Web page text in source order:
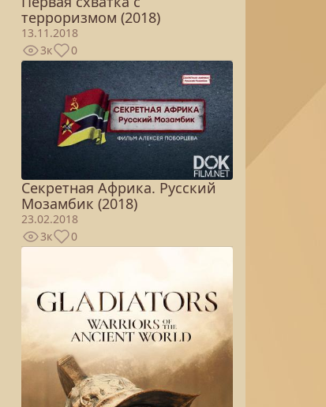
терроризмом (2018)
13.11.2018
3к
0
Секретная Африка. Русский
Мозамбик (2018)
23.02.2018
3к
0